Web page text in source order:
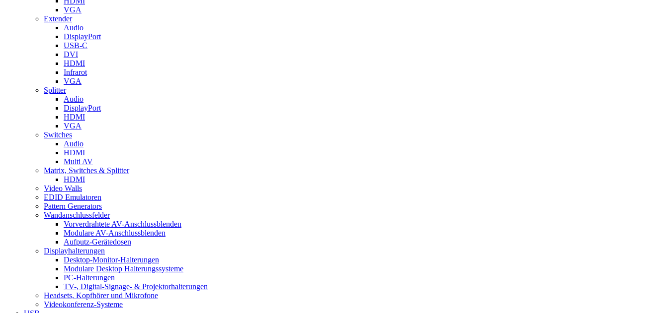
VGA
Extender
Audio
DisplayPort
USB-C
DVI
HDMI
Infrarot
VGA
Splitter
Audio
DisplayPort
HDMI
VGA
Switches
Audio
HDMI
Multi AV
Matrix, Switches & Splitter
HDMI
Video Walls
EDID Emulatoren
Pattern Generators
Wandanschlussfelder
Vorverdrahtete AV-Anschlussblenden
Modulare AV-Anschlussblenden
Aufputz-Gerätedosen
Displayhalterungen
Desktop-Monitor-Halterungen
Modulare Desktop Halterungssysteme
PC-Halterungen
TV-, Digital-Signage- & Projektorhalterungen
Headsets, Kopfhörer und Mikrofone
Videokonferenz-Systeme